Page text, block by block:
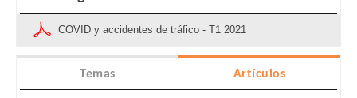
COVID y accidentes de tráfico - T1 2021
Temas Artículos